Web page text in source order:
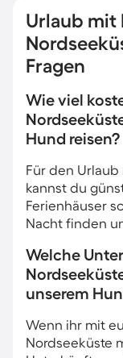
Urlaub mit
Fragen
Wie viel
Hund reisen?
Für den
kannst du
Ferienhäuser
Nacht finden
Welche
unserem
Wenn ihr mit
Nordseeküste